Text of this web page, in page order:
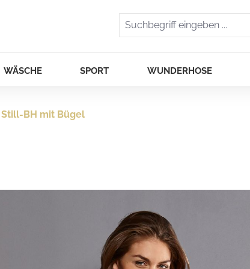
WÄSCHE SPORT WUNDERHOSE
Still-BH mit Bügel